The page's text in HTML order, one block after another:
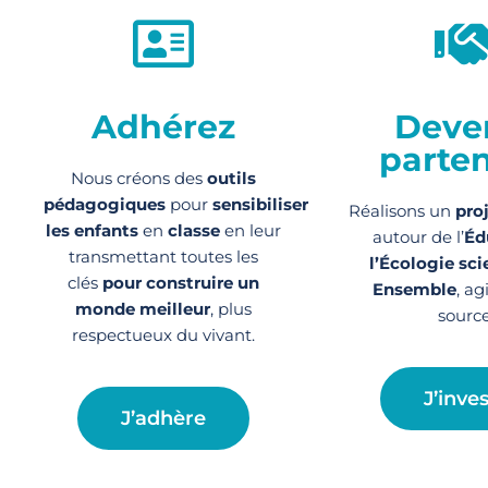
Adhérez
Nous créons des outils
pédagogiques pour sensibiliser
les enfants en classe en leur
transmettant toutes les
clés pour construire un
monde meilleur, plus
respectueux du vivant.
J’adhère
Réalisons un
autour de l’
l’Écologie
Ensemble,